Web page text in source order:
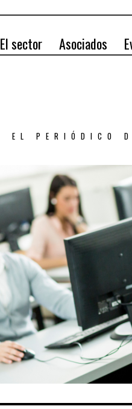
El sector Asociados
EL PERIÓDICO